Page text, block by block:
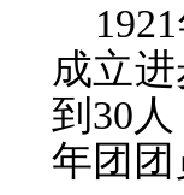
成立
到30
年团团